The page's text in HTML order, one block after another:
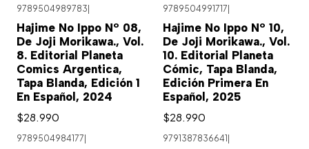
9789504989783
Hajime No Ippo Nº 08,
De Joji Morikawa., Vol.
8. Editorial Planeta
Comics Argentica,
Tapa Blanda, Edición 1
En Español, 2024
$28.990
9789504991717
Hajime No Ippo Nº 10,
De Joji Morikawa., Vol.
10. Editorial Planeta
Cómic, Tapa Blanda,
Edición Primera En
Español, 2025
$28.990
9789504984177| 9791387836641|